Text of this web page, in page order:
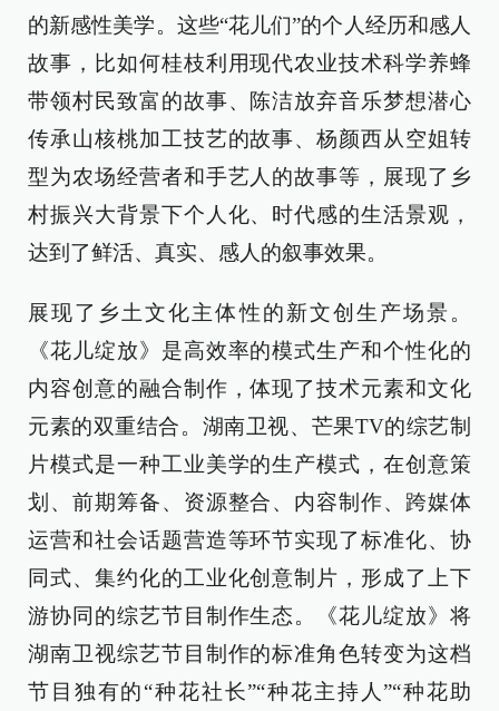
的新感性美学。这些“花儿们”的个人经历和感人
故事，比如何桂枝利用现代农业技术科学养蜂
带领村民致富的故事、陈洁放弃音乐梦想潜心
传承山核桃加工技艺的故事、杨颜西从空姐转
型为农场经营者和手艺人的故事等，展现了乡
村振兴大背景下个人化、时代感的生活景观，
达到了鲜活、真实、感人的叙事效果。
展现了乡土文化主体性的新文创生产场景。
《花儿绽放》是高效率的模式生产和个性化的
内容创意的融合制作，体现了技术元素和文化
元素的双重结合。湖南卫视、芒果TV的综艺制
片模式是一种工业美学的生产模式，在创意策
划、前期筹备、资源整合、内容制作、跨媒体
运营和社会话题营造等环节实现了标准化、协
同式、集约化的工业化创意制片，形成了上下
游协同的综艺节目制作生态。《花儿绽放》将
湖南卫视综艺节目制作的标准角色转变为这档
节目独有的“种花社长”“种花主持人”“种花助